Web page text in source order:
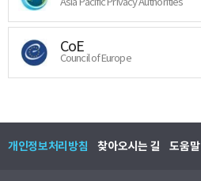
CoE
Council of Europe
개인정보처리방침 찾아오시는 길 도움말